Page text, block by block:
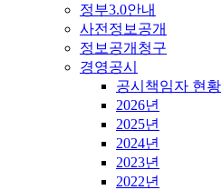
정부3.0안내
사전정보공개
정보공개청구
경영공시
공시책임자 현황
2026년
2025년
2024년
2023년
2022년